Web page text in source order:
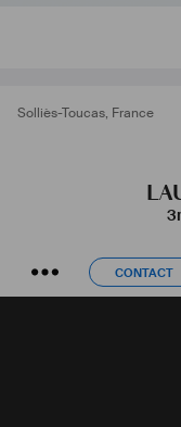
Solliès-Toucas, France
CONTACT
CONTACT